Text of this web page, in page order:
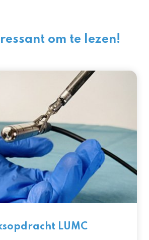
om te lezen!
LUMC